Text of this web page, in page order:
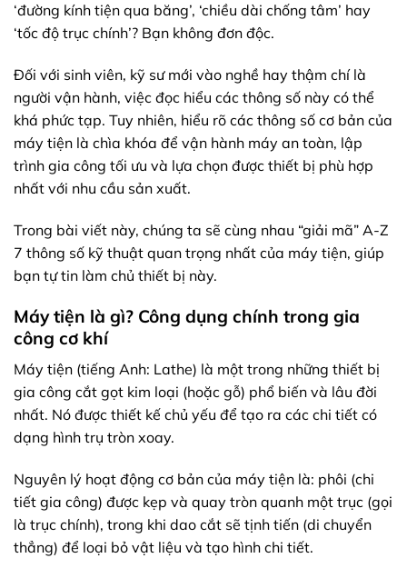
‘đường kính tiện qua băng’, ‘chiều dài chống tâm’ hay
‘tốc độ trục chính’? Bạn không đơn độc.
Đối với sinh viên, kỹ sư mới vào nghề hay thậm chí là
người vận hành, việc đọc hiểu các thông số này có thể
khá phức tạp. Tuy nhiên, hiểu rõ các thông số cơ bản của
máy tiện là chìa khóa để vận hành máy an toàn, lập
trình gia công tối ưu và lựa chọn được thiết bị phù hợp
nhất với nhu cầu sản xuất.
Trong bài viết này, chúng ta sẽ cùng nhau “giải mã” A-Z
7 thông số kỹ thuật quan trọng nhất của máy tiện, giúp
bạn tự tin làm chủ thiết bị này.
Máy tiện là gì? Công dụng chính trong gia
công cơ khí
Máy tiện (tiếng Anh: Lathe) là một trong những thiết bị
gia công cắt gọt kim loại (hoặc gỗ) phổ biến và lâu đời
nhất. Nó được thiết kế chủ yếu để tạo ra các chi tiết có
dạng hình trụ tròn xoay.
Nguyên lý hoạt động cơ bản của máy tiện là: phôi (chi
tiết gia công) được kẹp và quay tròn quanh một trục (gọi
là trục chính), trong khi dao cắt sẽ tịnh tiến (di chuyển
thẳng) để loại bỏ vật liệu và tạo hình chi tiết.